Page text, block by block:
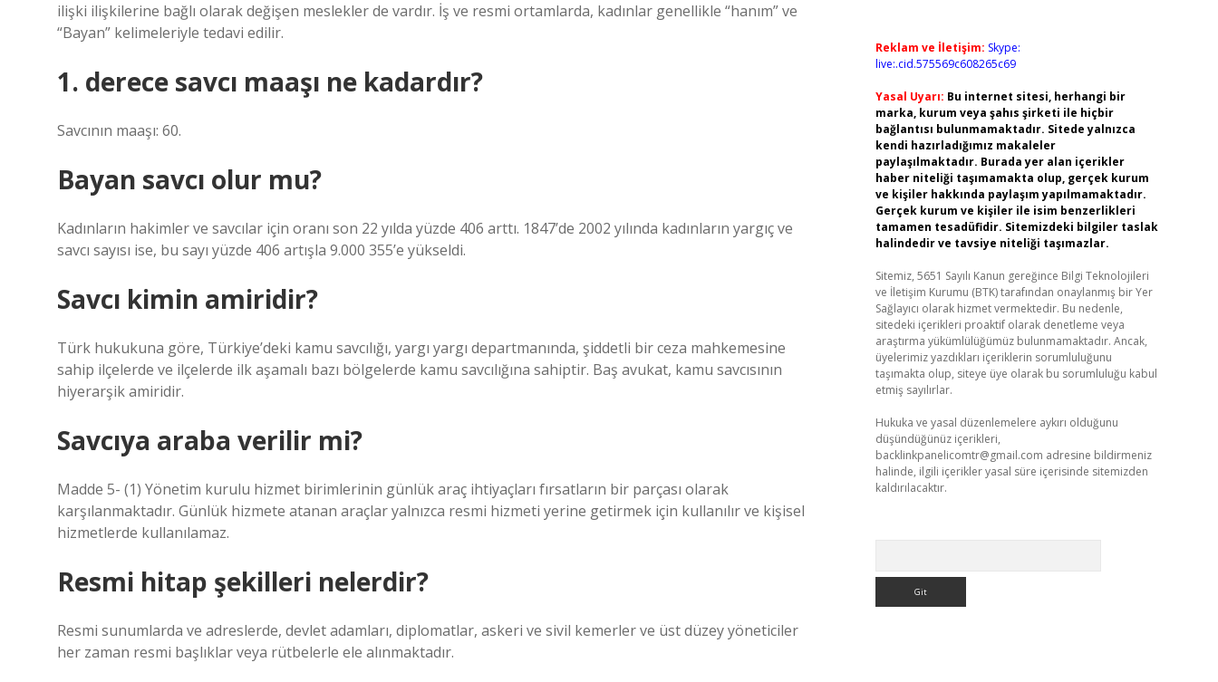
ilişki ilişkilerine bağlı olarak değişen meslekler de vardır. İş ve resmi ortamlarda, kadınlar genellikle “hanım” ve
“Bayan” kelimeleriyle tedavi edilir.
1. derece savcı maaşı ne kadardır?
Savcının maaşı: 60.
Bayan savcı olur mu?
Kadınların hakimler ve savcılar için oranı son 22 yılda yüzde 406 arttı. 1847’de 2002 yılında kadınların yargıç ve
savcı sayısı ise, bu sayı yüzde 406 artışla 9.000 355’e yükseldi.
Savcı kimin amiridir?
Türk hukukuna göre, Türkiye’deki kamu savcılığı, yargı yargı departmanında, şiddetli bir ceza mahkemesine
sahip ilçelerde ve ilçelerde ilk aşamalı bazı bölgelerde kamu savcılığına sahiptir. Baş avukat, kamu savcısının
hiyerarşik amiridir.
Savcıya araba verilir mi?
Madde 5- (1) Yönetim kurulu hizmet birimlerinin günlük araç ihtiyaçları fırsatların bir parçası olarak
karşılanmaktadır. Günlük hizmete atanan araçlar yalnızca resmi hizmeti yerine getirmek için kullanılır ve kişisel
hizmetlerde kullanılamaz.
Resmi hitap şekilleri nelerdir?
Resmi sunumlarda ve adreslerde, devlet adamları, diplomatlar, askeri ve sivil kemerler ve üst düzey yöneticiler
her zaman resmi başlıklar veya rütbelerle ele alınmaktadır.
Reklam ve İletişim: Skype:
live:.cid.575569c608265c69
Yasal Uyarı: Bu internet sitesi, herhangi bir
marka, kurum veya şahıs şirketi ile hiçbir
bağlantısı bulunmamaktadır. Sitede yalnızca
kendi hazırladığımız makaleler
paylaşılmaktadır. Burada yer alan içerikler
haber niteliği taşımamakta olup, gerçek kurum
ve kişiler hakkında paylaşım yapılmamaktadır.
Gerçek kurum ve kişiler ile isim benzerlikleri
tamamen tesadüfidir. Sitemizdeki bilgiler taslak
halindedir ve tavsiye niteliği taşımazlar.
Sitemiz, 5651 Sayılı Kanun gereğince Bilgi Teknolojileri
ve İletişim Kurumu (BTK) tarafından onaylanmış bir Yer
Sağlayıcı olarak hizmet vermektedir. Bu nedenle,
sitedeki içerikleri proaktif olarak denetleme veya
araştırma yükümlülüğümüz bulunmamaktadır. Ancak,
üyelerimiz yazdıkları içeriklerin sorumluluğunu
taşımakta olup, siteye üye olarak bu sorumluluğu kabul
etmiş sayılırlar.
Hukuka ve yasal düzenlemelere aykırı olduğunu
düşündüğünüz içerikleri,
backlinkpanelicomtr@gmail.com adresine bildirmeniz
halinde, ilgili içerikler yasal süre içerisinde sitemizden
kaldırılacaktır.